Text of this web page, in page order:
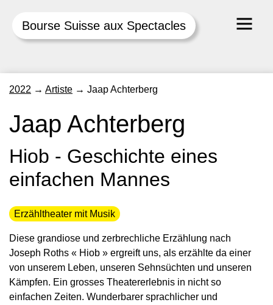
Bourse Suisse aux Spectacles
2022 → Artiste → Jaap Achterberg
Jaap Achterberg
Hiob - Geschichte eines
einfachen Mannes
Erzähltheater mit Musik
Diese grandiose und zerbrechliche Erzählung nach
Joseph Roths « Hiob » ergreift uns, als erzählte da einer
von unserem Leben, unseren Sehnsüchten und unseren
Kämpfen. Ein grosses Theatererlebnis in nicht so
einfachen Zeiten. Wunderbarer sprachlicher und